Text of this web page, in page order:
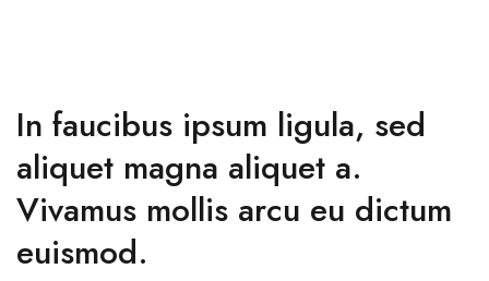
In faucibus ipsum ligula, sed
aliquet magna aliquet a.
Vivamus mollis arcu eu dictum
euismod.